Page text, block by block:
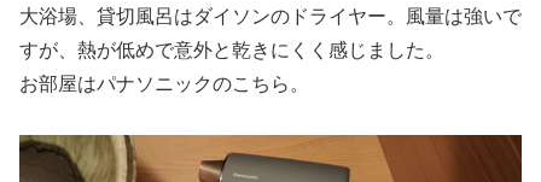
大浴場、貸切風呂はダイソンのドライヤー。風量は強いで
すが、熱が低めで意外と乾きにくく感じました。
お部屋はパナソニックのこちら。